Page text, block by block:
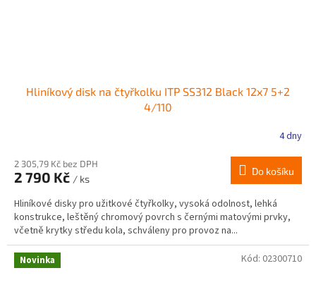
Hliníkový disk na čtyřkolku ITP SS312 Black 12x7 5+2
4/110
4 dny
2 305,79 Kč bez DPH
2 790 Kč / ks
Do košíku
Hliníkové disky pro užitkové čtyřkolky, vysoká odolnost, lehká
konstrukce, leštěný chromový povrch s černými matovými prvky,
včetně krytky středu kola, schváleny pro provoz na...
Novinka Kód: 02300710